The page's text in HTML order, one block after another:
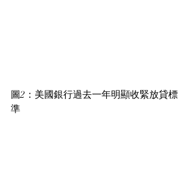
圖2：美國銀行過去一年明顯收緊放貸標
準